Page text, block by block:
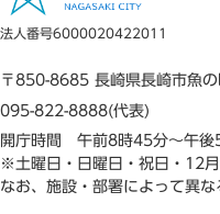
法人番号6000020422011
〒850-8685 長崎県長崎市魚の
095-822-8888(代表)
開庁時間 午前8時45分～午後
※土曜日・日曜日・祝日・12
なお、施設・部署によって異な